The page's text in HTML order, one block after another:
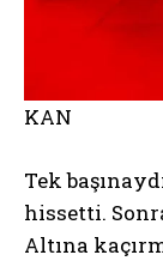
KAN
Tek
hissetti.
Altına